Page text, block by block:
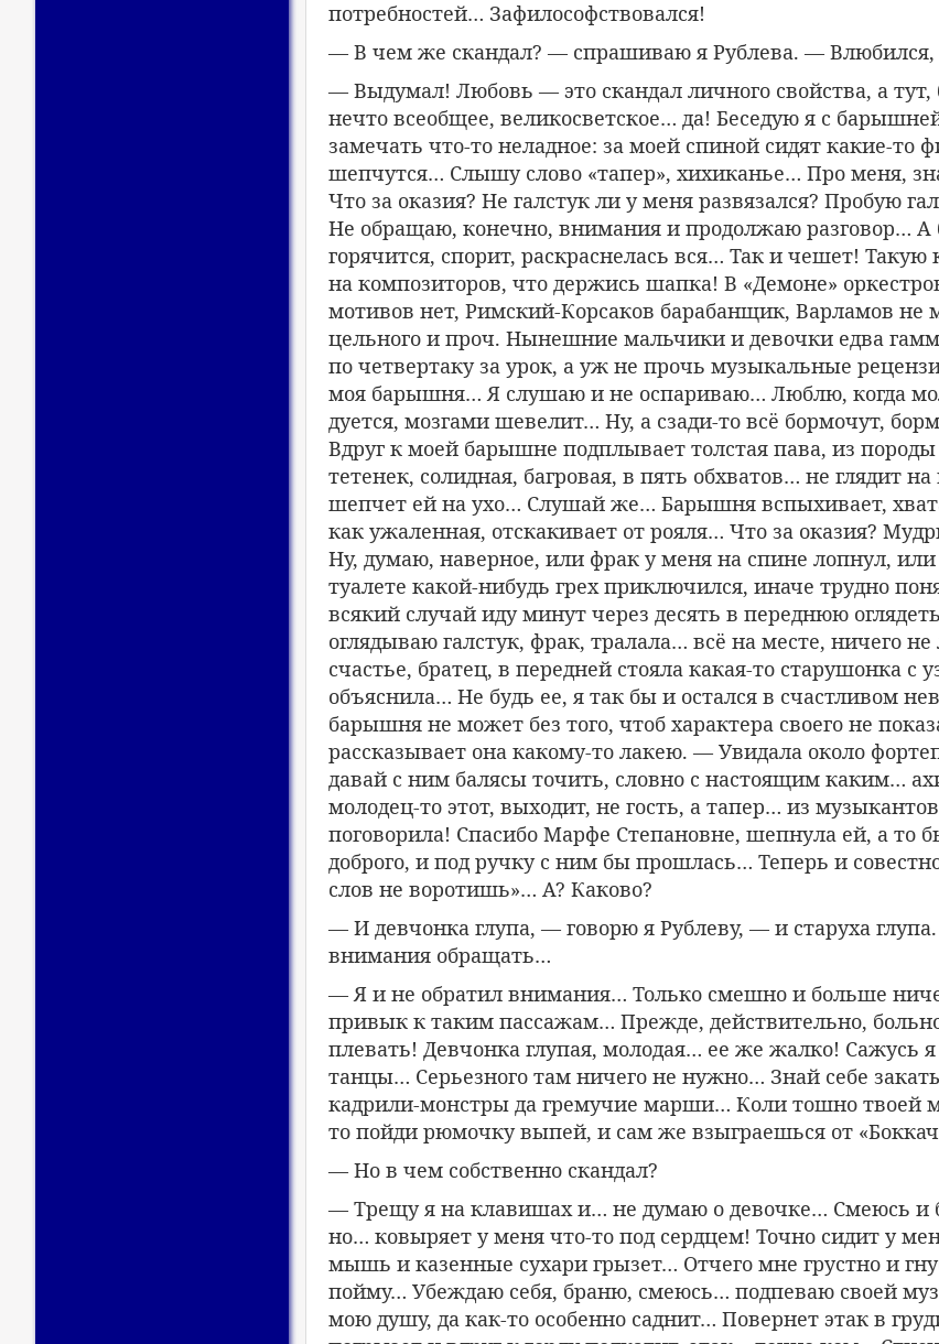
потребностей… Зафилософствовался!
— В чем же скандал? — спрашиваю я Рублева. — Влюбился,
— Выдумал! Любовь — это скандал личного свойства, а тут,
нечто всеобщее, великосветское… да! Беседую я с
замечать что-то неладное: за моей спиной сидят какие-то
шепчутся… Слышу слово «тапер», хихиканье… Про меня,
Что за оказия? Не галстук ли у меня развязался? Пробую
Не обращаю, конечно, внимания и продолжаю разговор…
горячится, спорит, раскраснелась вся… Так и чешет! Такую
на композиторов, что держись шапка! В «Демоне»
мотивов нет, Римский-Корсаков барабанщик, Варламов не
цельного и проч. Нынешние мальчики и девочки едва
по четвертаку за урок, а уж не прочь музыкальные
моя барышня… Я слушаю и не оспариваю… Люблю, когда
дуется, мозгами шевелит… Ну, а сзади-то всё бормочут,
Вдруг к моей барышне подплывает толстая пава, из
тетенек, солидная, багровая, в пять обхватов… не глядит
шепчет ей на ухо… Слушай же… Барышня вспыхивает,
как ужаленная, отскакивает от рояля… Что за оказия?
Ну, думаю, наверное, или фрак у меня на спине лопнул, или
туалете какой-нибудь грех приключился, иначе трудно
всякий случай иду минут через десять в переднюю
оглядываю галстук, фрак, тралала… всё на месте, ничего
счастье, братец, в передней стояла какая-то старушонка с
объяснила… Не будь ее, я так бы и остался в счастливом
барышня не может без того, чтоб характера своего не
рассказывает она какому-то лакею. — Увидала около
давай с ним балясы точить, словно с настоящим каким…
молодец-то этот, выходит, не гость, а тапер… из
поговорила! Спасибо Марфе Степановне, шепнула ей, а то
доброго, и под ручку с ним бы прошлась… Теперь и
слов не воротишь»… А? Каково?
— И девчонка глупа, — говорю я Рублеву, — и старуха
внимания обращать…
— Я и не обратил внимания… Только смешно и больше
привык к таким пассажам… Прежде, действительно,
плевать! Девчонка глупая, молодая… ее же жалко! Сажусь
танцы… Серьезного там ничего не нужно… Знай себе
кадрили-монстры да гремучие марши… Коли тошно твоей
то пойди рюмочку выпей, и сам же взыграешься от
— Но в чем собственно скандал?
— Трещу я на клавишах и… не думаю о девочке… Смеюсь и
но… ковыряет у меня что-то под сердцем! Точно сидит у
мышь и казенные сухари грызет… Отчего мне грустно и
пойму… Убеждаю себя, браню, смеюсь… подпеваю своей
мою душу, да как-то особенно саднит… Повернет этак в